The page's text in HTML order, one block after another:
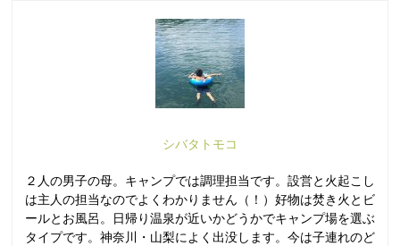
シバタトモコ
２人の男子の母。キャンプでは調理担当です。設営と火起こし
は主人の担当なのでよくわかりません（！）好物は焚き火とビ
ールとお風呂。日帰り温泉が近いかどうかでキャンプ場を選ぶ
タイプです。神奈川・山梨によく出没します。今は子連れのど